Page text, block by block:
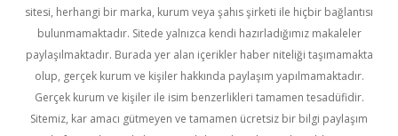
sitesi, herhangi bir marka, kurum veya şahıs şirketi ile hiçbir bağlantısı
bulunmamaktadır. Sitede yalnızca kendi hazırladığımız makaleler
paylaşılmaktadır. Burada yer alan içerikler haber niteliği taşımamakta
olup, gerçek kurum ve kişiler hakkında paylaşım yapılmamaktadır.
Gerçek kurum ve kişiler ile isim benzerlikleri tamamen tesadüfidir.
Sitemiz, kar amacı gütmeyen ve tamamen ücretsiz bir bilgi paylaşım